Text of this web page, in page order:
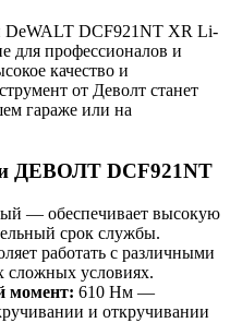
DeWALT DCF921NT XR Li-
для профессионалов и
качество и
от Деволт станет
гараже или на
ДЕВОЛТ DCF921NT
— обеспечивает высокую
срок службы.
работать с различными
сложных условиях.
момент: 610 Нм —
и откручивании